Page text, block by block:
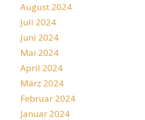
August 2024
Juli 2024
Juni 2024
Mai 2024
April 2024
März 2024
Februar 2024
Januar 2024